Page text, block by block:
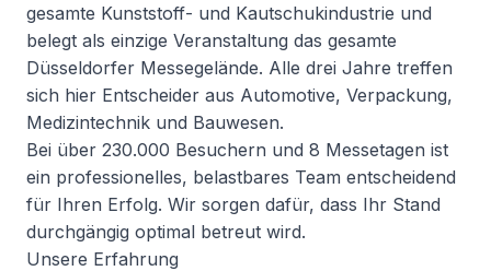
gesamte Kunststoff- und Kautschukindustrie und
belegt als einzige Veranstaltung das gesamte
Düsseldorfer Messegelände. Alle drei Jahre treffen
sich hier Entscheider aus Automotive, Verpackung,
Medizintechnik und Bauwesen.
Bei über 230.000 Besuchern und 8 Messetagen ist
ein professionelles, belastbares Team entscheidend
für Ihren Erfolg. Wir sorgen dafür, dass Ihr Stand
durchgängig optimal betreut wird.
Unsere Erfahrung